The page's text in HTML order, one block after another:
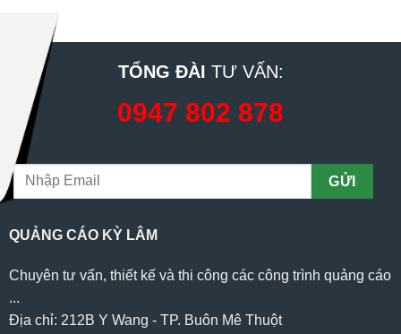
TỔNG ĐÀI TƯ VẤN:
0947 802 878
QUẢNG CÁO KỲ LÂM
Chuyên tư vấn, thiết kế và thi công các công trình quảng cáo
...
Địa chỉ: 212B Y Wang - TP. Buôn Mê Thuột